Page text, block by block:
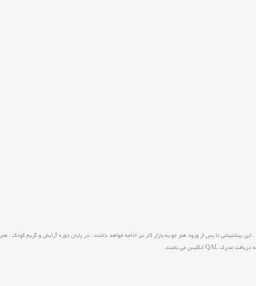
این پیشتیبانی تا پس از ورود هنر جو به بازار کار نیز ادامه خواهد داشت . در پایان دوره آرایش و گریم کودک ،
دریافت مدرک
انگلیس می باشند.